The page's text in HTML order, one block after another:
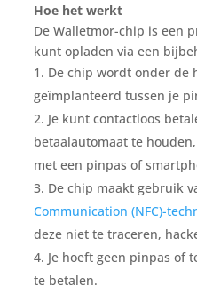
Hoe het werkt
De Walletmor-chip is een
kunt opladen via een
De chip wordt onder de
geïmplanteerd tussen je
Je kunt contactloos
betaalautomaat te
met een pinpas of
De chip maakt gebruik
Communication (NFC)-
deze niet te traceren,
Je hoeft geen pinpas of
te betalen.